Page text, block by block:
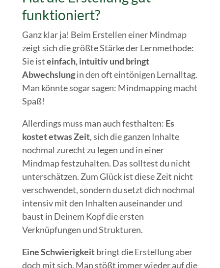
funktioniert?
Ganz klar ja! Beim Erstellen einer Mindmap
zeigt sich die größte Stärke der Lernmethode:
Sie isteinfach, intuitiv und bringt
Abwechslungin den oft eintönigen Lernalltag.
Man könnte sogar sagen: Mindmapping macht
Spaß!
Allerdings muss man auch festhalten: Es
kostet etwas Zeit, sich die ganzen Inhalte
nochmal zurecht zu legen und in einer
Mindmap festzuhalten. Das solltest du nicht
unterschätzen. Zum Glück ist diese Zeit nicht
verschwendet, sondern du setzt dich nochmal
intensiv mit den Inhalten auseinander und
baust in Deinem Kopf die ersten
Verknüpfungen und Strukturen.
Eine Schwierigkeitbringt die Erstellung aber
doch mit sich. Man stößt immer wieder auf die